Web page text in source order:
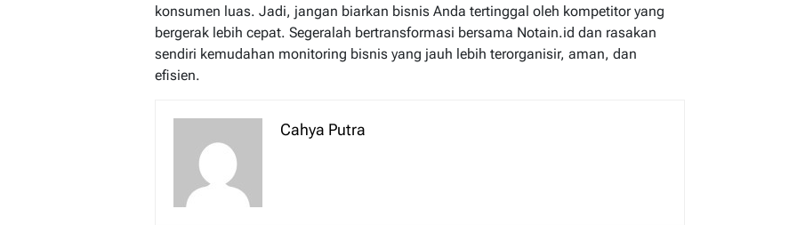
konsumen luas. Jadi, jangan biarkan bisnis Anda tertinggal oleh kompetitor yang
bergerak lebih cepat. Segeralah bertransformasi bersama Notain.id dan rasakan
sendiri kemudahan monitoring bisnis yang jauh lebih terorganisir, aman, dan
efisien.
Cahya Putra